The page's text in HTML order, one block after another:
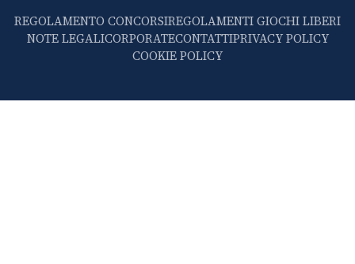
REGOLAMENTO CONCORSIREGOLAMENTI GIOCHI LIBERI
NOTE LEGALICORPORATECONTATTIPRIVACY POLICY
COOKIE POLICY